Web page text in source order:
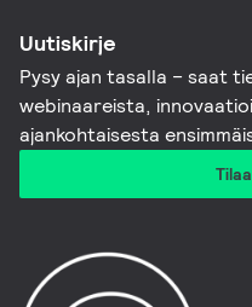
Uutiskirje
Pysy ajan tasalla – saat
webinaareista,
ajankohtaisesta